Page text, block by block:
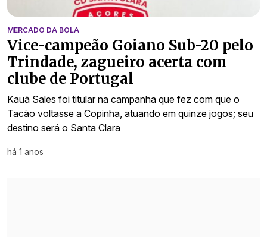
MERCADO DA BOLA
Vice-campeão Goiano Sub-20 pelo
Trindade, zagueiro acerta com
clube de Portugal
Kauã Sales foi titular na campanha que fez com que o
Tacão voltasse a Copinha, atuando em quinze jogos; seu
destino será o Santa Clara
há 1 anos